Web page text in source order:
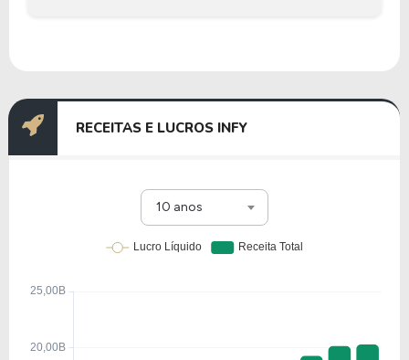
RECEITAS E LUCROS INFY
10 anos